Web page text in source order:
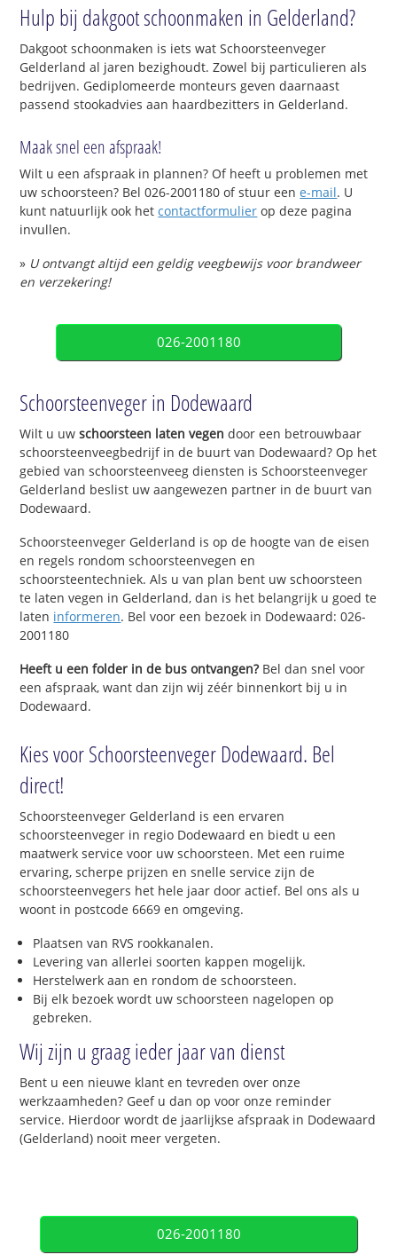
Hulp bij dakgoot schoonmaken in Gelderland?
Dakgoot schoonmaken is iets wat Schoorsteenveger
Gelderland al jaren bezighoudt. Zowel bij particulieren als
bedrijven. Gediplomeerde monteurs geven daarnaast
passend stookadvies aan haardbezitters in Gelderland.
Maak snel een afspraak!
Wilt u een afspraak in plannen? Of heeft u problemen met
uw schoorsteen? Bel 026-2001180 of stuur eene-mail. U
kunt natuurlijk ook hetcontactformulier op deze pagina
invullen.
» U ontvangt altijd een geldig veegbewijs voor brandweer
en verzekering!
026-2001180
Schoorsteenveger in Dodewaard
Wilt u uwschoorsteen laten vegen door een betrouwbaar
schoorsteenveegbedrijf in de buurt van Dodewaard? Op het
gebied van schoorsteenveeg diensten is Schoorsteenveger
Gelderland beslist uw aangewezen partner in de buurt van
Dodewaard.
Schoorsteenveger Gelderland is op de hoogte van de eisen
en regels rondom schoorsteenvegen en
schoorsteentechniek. Als u van plan bent uw schoorsteen
te laten vegen in Gelderland, dan is het belangrijk u goed te
laten informeren. Bel voor een bezoek in Dodewaard: 026-
2001180
Heeft u een folder in de bus ontvangen?Bel dan snel voor
een afspraak, want dan zijn wij zéér binnenkort bij u in
Dodewaard.
Kies voor Schoorsteenveger Dodewaard. Bel
direct!
Schoorsteenveger Gelderland is een ervaren
schoorsteenveger in regio Dodewaard en biedt u een
maatwerk service voor uw schoorsteen. Met een ruime
ervaring, scherpe prijzen en snelle service zijn de
schoorsteenvegers het hele jaar door actief. Bel ons als u
woont in postcode 6669 en omgeving.
Plaatsen van RVS rookkanalen.
Levering van allerlei soorten kappen mogelijk.
Herstelwerk aan en rondom de schoorsteen.
Bij elk bezoek wordt uw schoorsteen nagelopen op
gebreken.
Wij zijn u graag ieder jaar van dienst
Bent u een nieuwe klant en tevreden over onze
werkzaamheden? Geef u dan op voor onze reminder
service. Hierdoor wordt de jaarlijkse afspraak in Dodewaard
(Gelderland) nooit meer vergeten.
026-2001180